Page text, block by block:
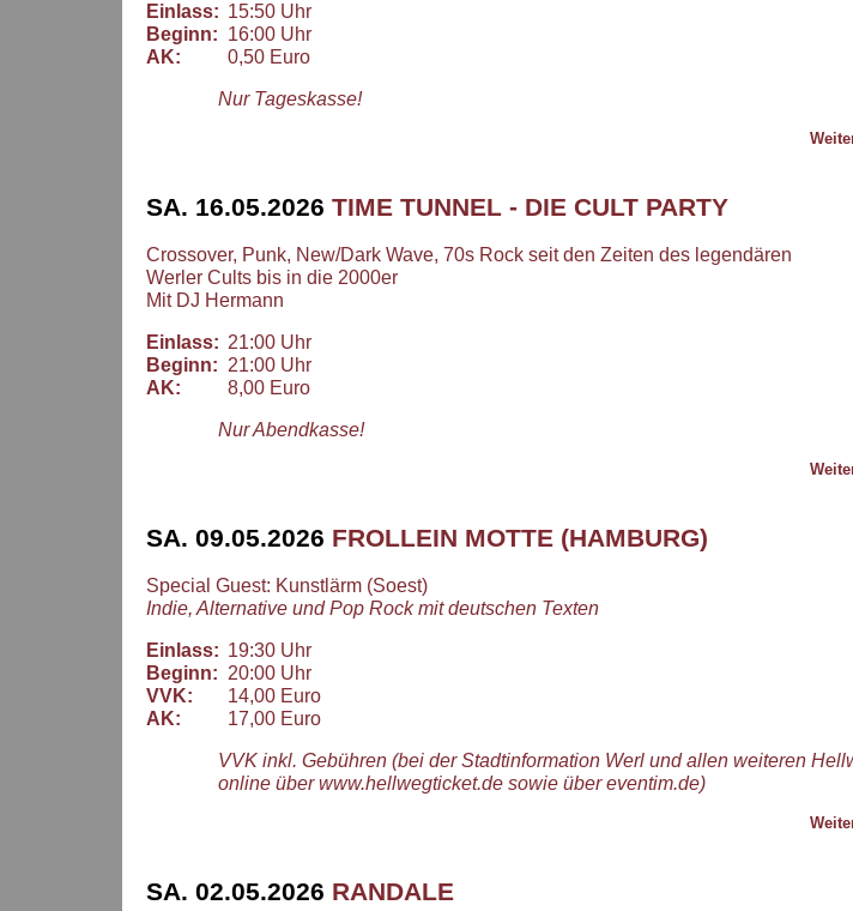
Einlass: 15:50 Uhr
Beginn: 16:00 Uhr
AK:
0,50 Euro
Nur Tageskasse!
SA. 16.05.2026 TIME TUNNEL - DIE CULT PARTY
Crossover, Punk, New/Dark Wave, 70s Rock seit den Zeiten des legendären
Werler Cults bis in die 2000er
Mit DJ Hermann
Einlass: 21:00 Uhr
Beginn: 21:00 Uhr
AK:
8,00 Euro
Nur Abendkasse!
SA. 09.05.2026 FROLLEIN MOTTE (HAMBURG)
Special Guest: Kunstlärm (Soest)
Indie, Alternative und Pop Rock mit deutschen Texten
Einlass: 19:30 Uhr
Beginn: 20:00 Uhr
VVK:
14,00 Euro
AK:
17,00 Euro
VVK inkl. Gebühren (bei der Stadtinformation Werl und allen weiteren
online über www.hellwegticket.de sowie über eventim.de)
SA. 02.05.2026 RANDALE